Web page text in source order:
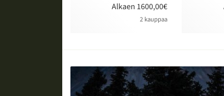
Alkaen 1600,00€
2 kauppaa